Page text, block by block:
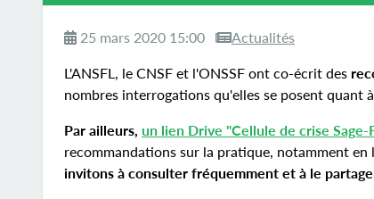
25 mars 2020 15:00 Actualités
L'ANSFL, le CNSF et l'ONSSF ont co-écrit des
nombres interrogations qu'elles se posent quant
Par ailleurs, un lien Drive "Cellule de crise Sage-
recommandations sur la pratique, notamment en
invitons à consulter fréquemment et à le